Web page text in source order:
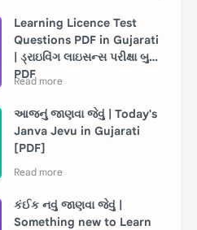
Learning Licence Test
Questions PDF in Gujarati
| ડ્રાઇવિંગ લાઇસન્સ પરીક્ષા બુક
PDF
આજનું જાણવા જેવું | Today's
Janva Jevu in Gujarati
[PDF]
કંઈક નવું જાણવા જેવું |
Something new to Learn